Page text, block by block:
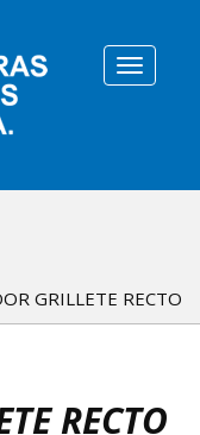
Toggle
N
GRILLETE RECTO
RECTO